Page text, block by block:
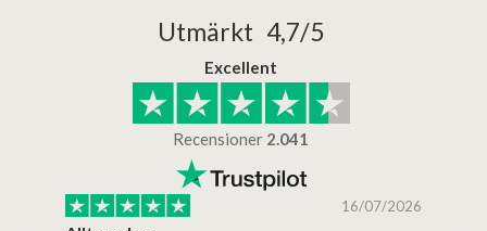
Utmärkt 4,7/5
Excellent
Recensioner 2.041
16/07/2026